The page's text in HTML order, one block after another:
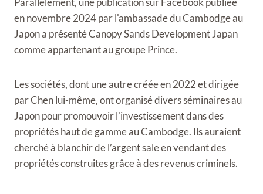
en novembre 2024 par l'ambassade du Cambodge au
Japon a présenté Canopy Sands Development Japan
comme appartenant au groupe Prince.
Les sociétés, dont une autre créée en 2022 et dirigée
par Chen lui-même, ont organisé divers séminaires au
Japon pour promouvoir l'investissement dans des
propriétés haut de gamme au Cambodge. Ils auraient
cherché à blanchir de l’argent sale en vendant des
propriétés construites grâce à des revenus criminels.